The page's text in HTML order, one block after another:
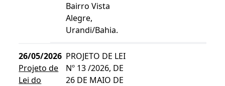
Bairro Vista
Alegre,
Urandi/Bahia.
26/05/2026
Projeto de
Lei do
PROJETO DE LEI
Nº 13 /2026, DE
26 DE MAIO DE